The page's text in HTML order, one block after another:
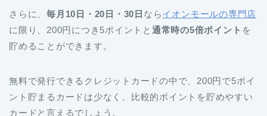
さらに、毎月10日・20日・30日 ならイオンモールの専門店
に限り、200円につき5ポイントと 通常時の5倍ポイント を
貯めることができます。
無料で発行できるクレジットカードの中で、200円で5ポイ
ント貯まるカードは少なく、比較的ポイントを貯めやすい
カードと言えるでしょう。